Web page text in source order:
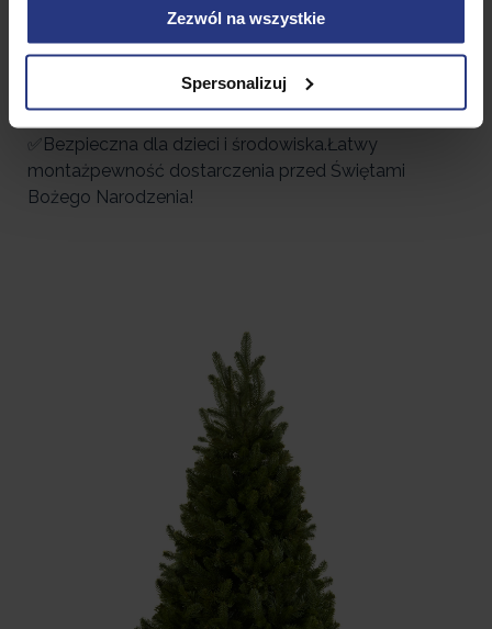
Zezwól na wszystkie
Spersonalizuj
bezpieczeństwo użytkowania
✅ Łatwy montaż i przechowywanie
✅Bezpieczna dla dzieci i środowiska.Łatwy
montażpewność dostarczenia przed Świętami
Bożego Narodzenia!